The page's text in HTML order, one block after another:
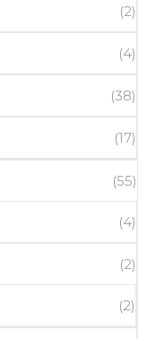
(2)
(4)
(38)
(17)
(55)
(4)
(2)
(2)